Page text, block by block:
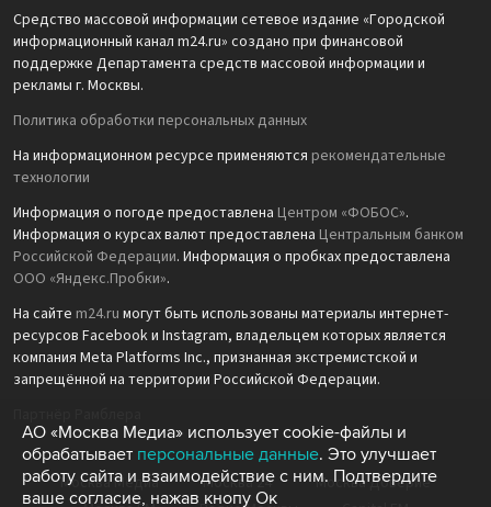
Средство массовой информации сетевое издание «Городской
информационный канал m24.ru» создано при финансовой
поддержке Департамента средств массовой информации и
рекламы г. Москвы.
Политика обработки персональных данных
На информационном ресурсе применяются рекомендательные
технологии
Информация о погоде предоставлена Центром «ФОБОС».
Информация о курсах валют предоставлена Центральным банком
Российской Федерации. Информация о пробках предоставлена
ООО «Яндекс.Пробки».
На сайте m24.ru могут быть использованы материалы интернет-
ресурсов Facebook и Instagram, владельцем которых является
компания Meta Platforms Inc., признанная экстремистской и
запрещённой на территории Российской Федерации.
Москва Медиа Москва 24
Москва Доверие
АО «Москва Медиа» использует cookie-файлы и
обрабатывает персональные данные. Это улучшает
работу сайта и взаимодействие с ним. Подтвердите
ваше согласие, нажав кнопу Ок